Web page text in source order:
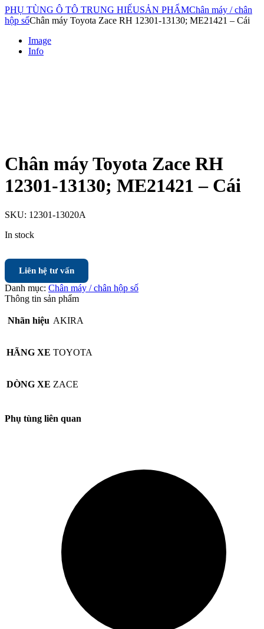
PHỤ TÙNG Ô TÔ TRUNG HIẾUSẢN PHẨMChân máy / chân
hộp sốChân máy Toyota Zace RH 12301-13130; ME21421 – Cái
Image
Info
Chân máy Toyota Zace RH
12301-13130; ME21421 – Cái
SKU: 12301-13020A
In stock
Liên hệ tư vấn
Danh mục: Chân máy / chân hộp số
Thông tin sản phẩm
Nhãn hiệu AKIRA
HÃNG XE TOYOTA
DÒNG XE ZACE
Phụ tùng liên quan